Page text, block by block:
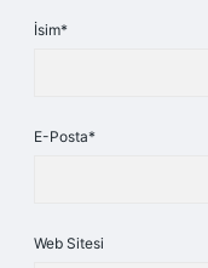
İsim*
E-Posta*
Web Sitesi